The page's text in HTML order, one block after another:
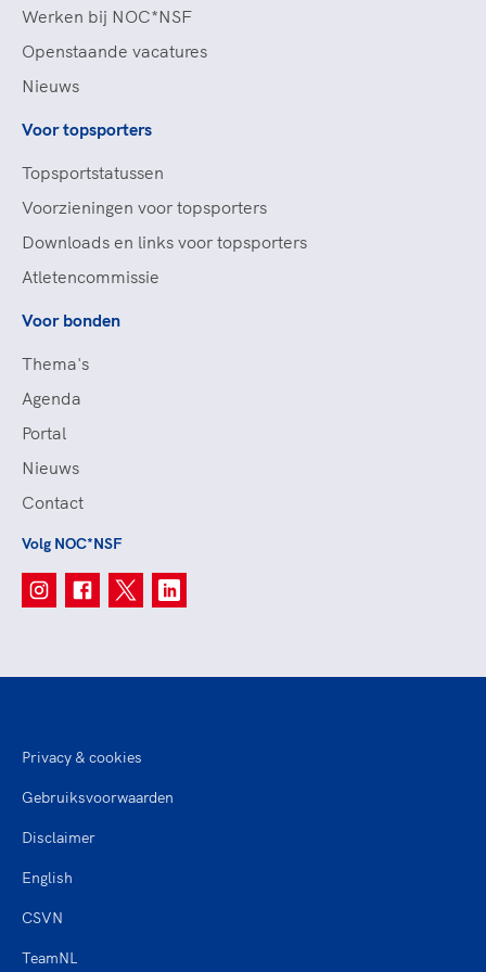
Werken bij NOC*NSF
Openstaande vacatures
Nieuws
Voor topsporters
Topsportstatussen
Voorzieningen voor topsporters
Downloads en links voor topsporters
Atletencommissie
Voor bonden
Thema's
Agenda
Portal
Nieuws
Contact
Volg NOC*NSF
Privacy & cookies
Gebruiksvoorwaarden
Disclaimer
English
CSVN
TeamNL